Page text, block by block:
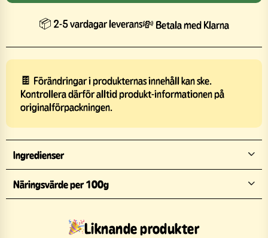
📦 2-5 vardagar leverans💸 Betala med Klarna
🍫 Förändringar i produkternas innehåll kan ske.
Kontrollera därför alltid produkt-informationen på
originalförpackningen.
Ingredienser
Näringsvärde per 100g
Liknande produkter